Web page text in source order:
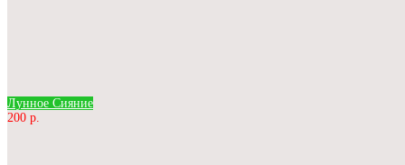
Лунное Сияние
200 р.